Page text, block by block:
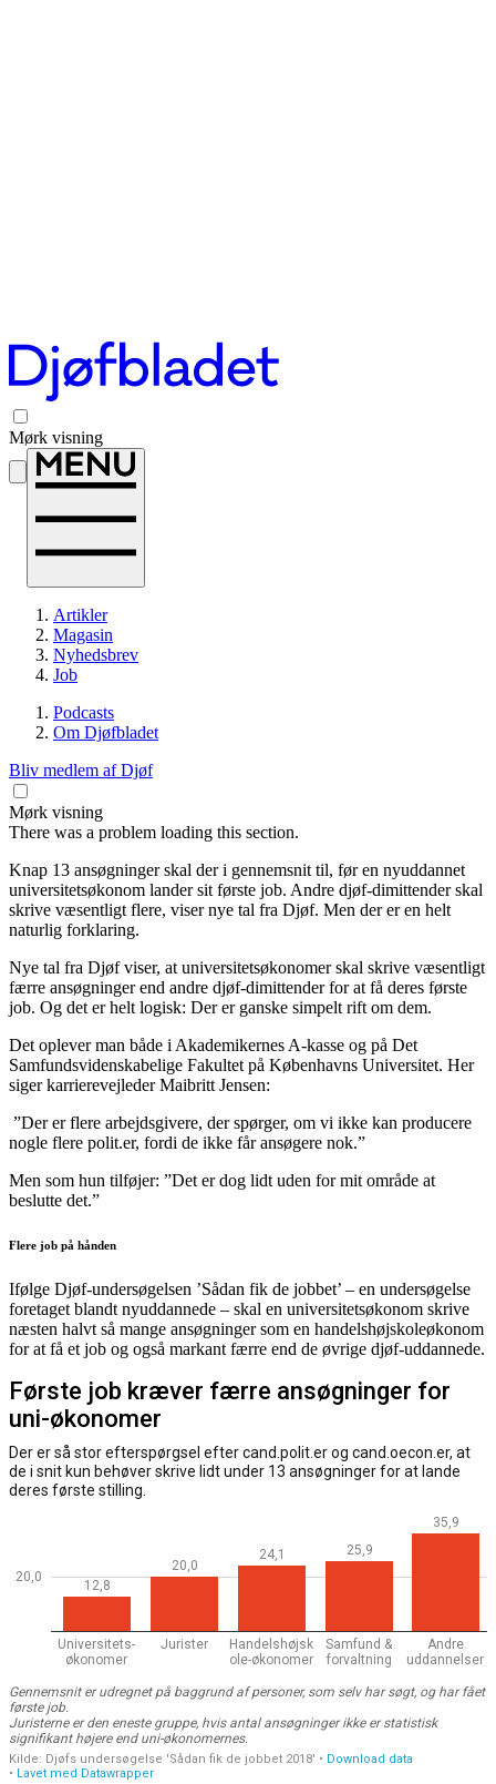
Mørk visning
Artikler
Magasin
Nyhedsbrev
Job
Podcasts
Om Djøfbladet
Bliv medlem af Djøf
Mørk visning
There was a problem loading this section.
Knap 13 ansøgninger skal der i gennemsnit til, før en nyuddannet
universitetsøkonom lander sit første job. Andre djøf-dimittender skal
skrive væsentligt flere, viser nye tal fra Djøf. Men der er en helt
naturlig forklaring.
Nye tal fra Djøf viser, at universitetsøkonomer skal skrive væsentligt
færre ansøgninger end andre djøf-dimittender for at få deres første
job. Og det er helt logisk: Der er ganske simpelt rift om dem.
Det oplever man både i Akademikernes A-kasse og på Det
Samfundsvidenskabelige Fakultet på Københavns Universitet. Her
siger karrierevejleder Maibritt Jensen:
”Der er flere arbejdsgivere, der spørger, om vi ikke kan producere
nogle flere polit.er, fordi de ikke får ansøgere nok.”
Men som hun tilføjer: ”Det er dog lidt uden for mit område at
beslutte det.”
Flere job på hånden
Ifølge Djøf-undersøgelsen ’Sådan fik de jobbet’ – en undersøgelse
foretaget blandt nyuddannede – skal en universitetsøkonom skrive
næsten halvt så mange ansøgninger som en handelshøjskoleøkonom
for at få et job og også markant færre end de øvrige djøf-uddannede.